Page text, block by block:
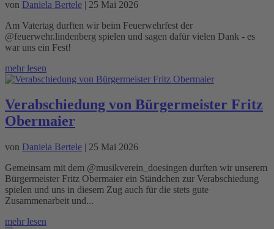
von Daniela Bertele | 25 Mai 2026
Am Vatertag durften wir beim Feuerwehrfest der
@feuerwehr.lindenberg spielen und sagen dafür vielen Dank - es
war uns ein Fest!
mehr lesen
Verabschiedung von Bürgermeister Fritz
Obermaier
von Daniela Bertele | 25 Mai 2026
Gemeinsam mit dem @musikverein_doesingen durften wir unserem
Bürgermeister Fritz Obermaier ein Ständchen zur Verabschiedung
spielen und uns in diesem Zug auch für die stets gute
Zusammenarbeit und...
mehr lesen